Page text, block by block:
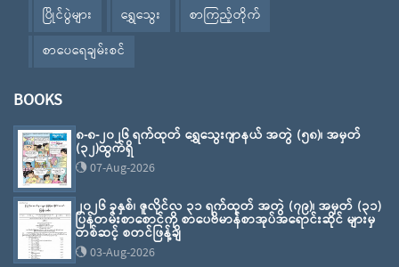
ပြိုင်ပွဲများ
ရွှေသွေး
စာကြည့်တိုက်
စာပေရေချမ်းစင်
BOOKS
၈-၈-၂၀၂၆ ရက်ထုတ် ရွှေသွေးဂျာနယ် အတွဲ (၅၈)၊ အမှတ်
(၃၂)ထွက်ရှိ
07-Aug-2026
၂၀၂၆ ခုနှစ်၊ ဇူလိုင်လ ၃၁ ရက်ထုတ် အတွဲ (၇၉)၊ အမှတ် (၃၁)
ပြန်တမ်းစာစောင်ကို စာပေဗိမာန်စာအုပ်အရောင်းဆိုင် များမှ
တစ်ဆင့် စတင်ဖြန့်ချိ
03-Aug-2026